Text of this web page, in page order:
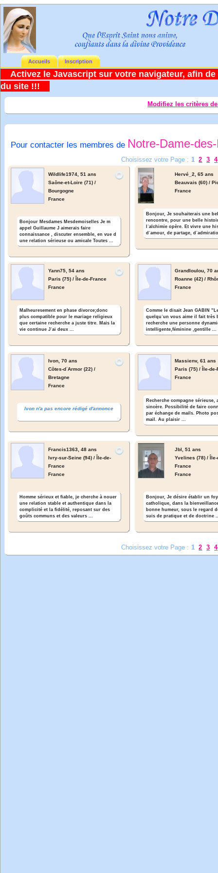
Accueils Inscription
Activez le Javascript sur votre navigateur, afin
du site !!!
Modifiez les critères
Pour contacter les membres de Notre-Dame-
Choisissez votre Page : 1 2 3 4
Wildlife1974, 51 ans
Saône-et-Loire (71) /
Bourgogne
France
Bonjour Mesdames Mesdemoiselles Je m
appel Guillaume J aimerais faire
connaissance , discuter ensemble, en vue d
une relation sérieuse ou amicale Toutes ...
Hervé_2,
65 ans
Beauvais (60) /
France
Bonjour, Je souhaiterais une
rencontre, pour une belle
lʾalchimie opère. Et vivre une
dʾamour, de partage,
Yann75, 54 ans
Paris (75) / Île-de-France
France
Malheuresement en phase divorce;donc
plus compatible pour le mariage religieux
que certaine recherche a juste titre. Mais la
vie continue Jʾai deux ...
Grandloulou, 70
Roanne (42) /
France
Comme le disait Jean GABIN
quelquʾun vous aime il fait très
recherche une personne
intelligente,féminine ,gentille ...
Ivon, 70 ans
Côtes-dʾArmor (22) /
Bretagne
France
Ivon n'a pas encore rédigé d'annonce
Massienv, 61 ans
Paris (75) / Île-de-
France
Recherche compagne sérieuse,
sincère. Possibilité de faire
par échange de mails. Photo
mail. Au plaisir ...
Francis1363, 48 ans
Ivry-sur-Seine (94) / Île-de-
France
France
Homme sérieux et fiable, je cherche à nouer
une relation stable et authentique dans la
complicité et la fidélité, reposant sur des
goûts communs et des valeurs ...
Jbl,
51 ans
Yvelines (78) / Île-
France
France
Bonjour, Je désire établir un
catholique, dans la
bonne humeur, sous le regard
suis de pratique et de doctrine
Choisissez votre Page : 1 2 3 4